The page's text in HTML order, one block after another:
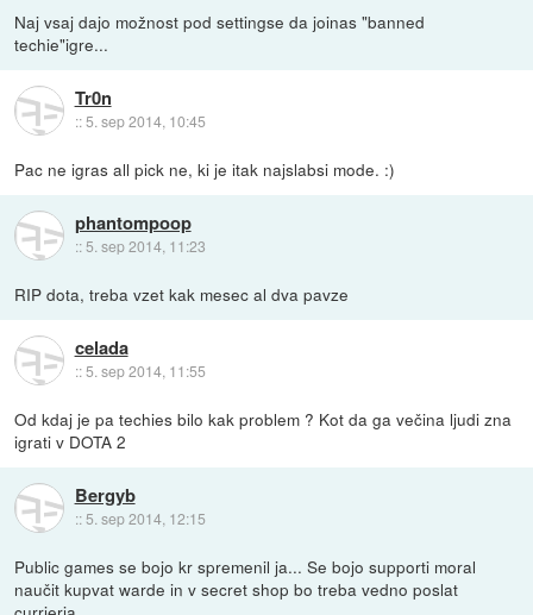
Naj vsaj dajo možnost pod settingse da joinas "banned
techie"igre...
Tr0n
::5. sep 2014, 10:45
Pac ne igras all pick ne, ki je itak najslabsi mode. :)
phantompoop
:: 5. sep 2014, 11:23
RIP dota, treba vzet kak mesec al dva pavze
celada
::5. sep 2014, 11:55
Od kdaj je pa techies bilo kak problem ? Kot da ga večina ljudi zna
igrati v DOTA 2
Bergyb
:: 5. sep 2014, 12:15
Public games se bojo kr spremenil ja... Se bojo supporti moral
naučit kupvat warde in v secret shop bo treba vedno poslat